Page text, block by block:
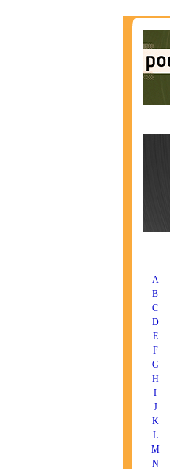
A
B
C
D
E
F
G
H
I
J
K
L
M
N